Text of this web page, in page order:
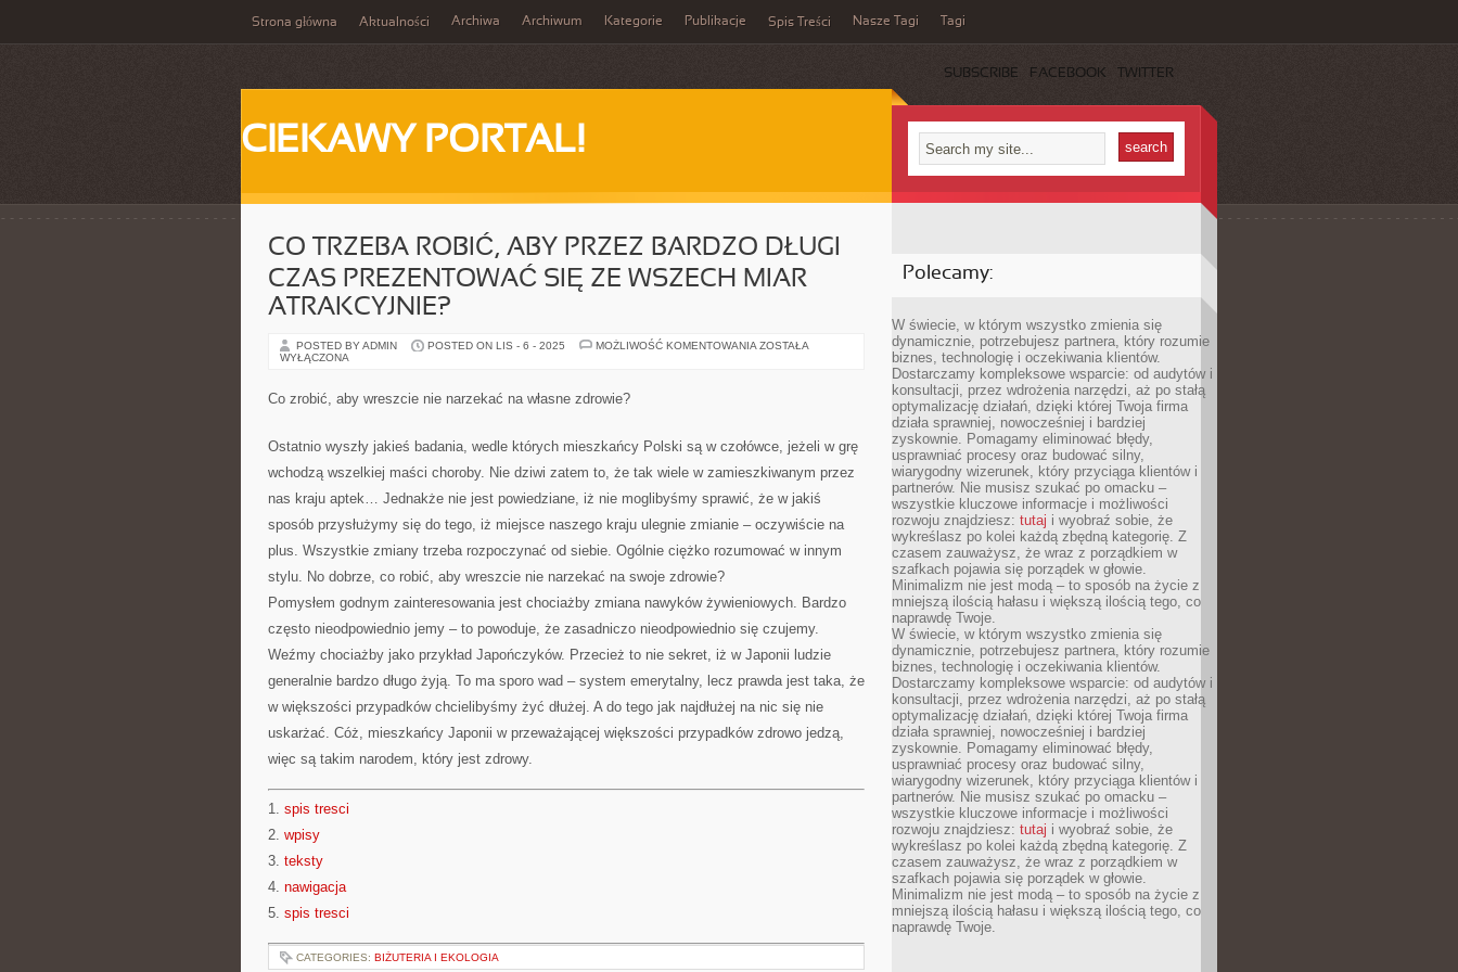
Strona główna Aktualności Archiwa Archiwum Kategorie Publikacje Spis Treści Nasze Tagi Tagi
SUBSCRIBE FACEBOOK TWITTER
CIEKAWY PORTAL!
CO TRZEBA ROBIĆ, ABY PRZEZ BARDZO DŁUGI
CZAS PREZENTOWAĆ SIĘ ZE WSZECH MIAR
ATRAKCYJNIE?
POSTED BY ADMIN POSTED ON LIS - 6 - 2025 MOŻLIWOŚĆ KOMENTOWANIA CO
PREZENTOWAĆ
SIĘ
WSZECH
ATRAKCYJNIE?
ZOSTAŁA
WYŁĄCZONA
Co zrobić, aby wreszcie nie narzekać na własne zdrowie?
Ostatnio wyszły jakieś badania, wedle których mieszkańcy Polski są w czołówce, jeżeli w grę
wchodzą wszelkiej maści choroby. Nie dziwi zatem to, że tak wiele w zamieszkiwanym przez
nas kraju aptek… Jednakże nie jest powiedziane, iż nie moglibyśmy sprawić, że w jakiś
sposób przysłużymy się do tego, iż miejsce naszego kraju ulegnie zmianie – oczywiście na
plus. Wszystkie zmiany trzeba rozpoczynać od siebie. Ogólnie ciężko rozumować w innym
stylu. No dobrze, co robić, aby wreszcie nie narzekać na swoje zdrowie?
Pomysłem godnym zainteresowania jest chociażby zmiana nawyków żywieniowych. Bardzo
często nieodpowiednio jemy – to powoduje, że zasadniczo nieodpowiednio się czujemy.
Weźmy chociażby jako przykład Japończyków. Przecież to nie sekret, iż w Japonii ludzie
generalnie bardzo długo żyją. To ma sporo wad – system emerytalny, lecz prawda jest taka, że
w większości przypadków chcielibyśmy żyć dłużej. A do tego jak najdłużej na nic się nie
uskarżać. Cóż, mieszkańcy Japonii w przeważającej większości przypadków zdrowo jedzą,
więc są takim narodem, który jest zdrowy.
1. spis tresci
2. wpisy
3. teksty
4. nawigacja
5. spis tresci
CATEGORIES: BIŻUTERIA I EKOLOGIA
Polecamy:
W świecie, w którym wszystko zmienia się
dynamicznie, potrzebujesz partnera, który rozumie
biznes, technologię i oczekiwania klientów.
Dostarczamy kompleksowe wsparcie: od audytów i
konsultacji, przez wdrożenia narzędzi, aż po stałą
optymalizację działań, dzięki której Twoja firma
działa sprawniej, nowocześniej i bardziej
zyskownie. Pomagamy eliminować błędy,
usprawniać procesy oraz budować silny,
wiarygodny wizerunek, który przyciąga klientów i
partnerów. Nie musisz szukać po omacku –
wszystkie kluczowe informacje i możliwości
rozwoju znajdziesz: tutaj i wyobraź sobie, że
wykreślasz po kolei każdą zbędną kategorię. Z
czasem zauważysz, że wraz z porządkiem w
szafkach pojawia się porządek w głowie.
Minimalizm nie jest modą – to sposób na życie z
mniejszą ilością hałasu i większą ilością tego, co
naprawdę Twoje.
W świecie, w którym wszystko zmienia się
dynamicznie, potrzebujesz partnera, który rozumie
biznes, technologię i oczekiwania klientów.
Dostarczamy kompleksowe wsparcie: od audytów i
konsultacji, przez wdrożenia narzędzi, aż po stałą
optymalizację działań, dzięki której Twoja firma
działa sprawniej, nowocześniej i bardziej
zyskownie. Pomagamy eliminować błędy,
usprawniać procesy oraz budować silny,
wiarygodny wizerunek, który przyciąga klientów i
partnerów. Nie musisz szukać po omacku –
wszystkie kluczowe informacje i możliwości
rozwoju znajdziesz: tutaj i wyobraź sobie, że
wykreślasz po kolei każdą zbędną kategorię. Z
czasem zauważysz, że wraz z porządkiem w
szafkach pojawia się porządek w głowie.
Minimalizm nie jest modą – to sposób na życie z
mniejszą ilością hałasu i większą ilością tego, co
naprawdę Twoje.